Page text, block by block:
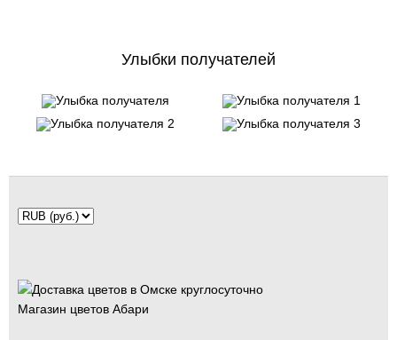
Улыбки получателей
Магазин цветов Абари